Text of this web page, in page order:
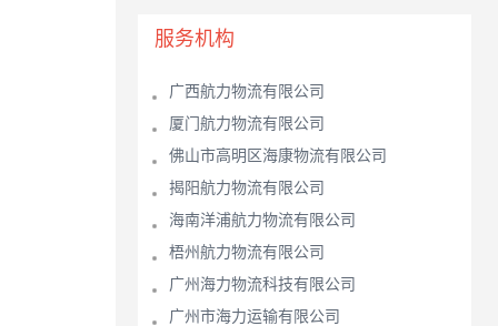
服务机构
广西航力物流有限公司
厦门航力物流有限公司
佛山市高明区海康物流有限公司
揭阳航力物流有限公司
海南洋浦航力物流有限公司
梧州航力物流有限公司
广州海力物流科技有限公司
广州市海力运输有限公司